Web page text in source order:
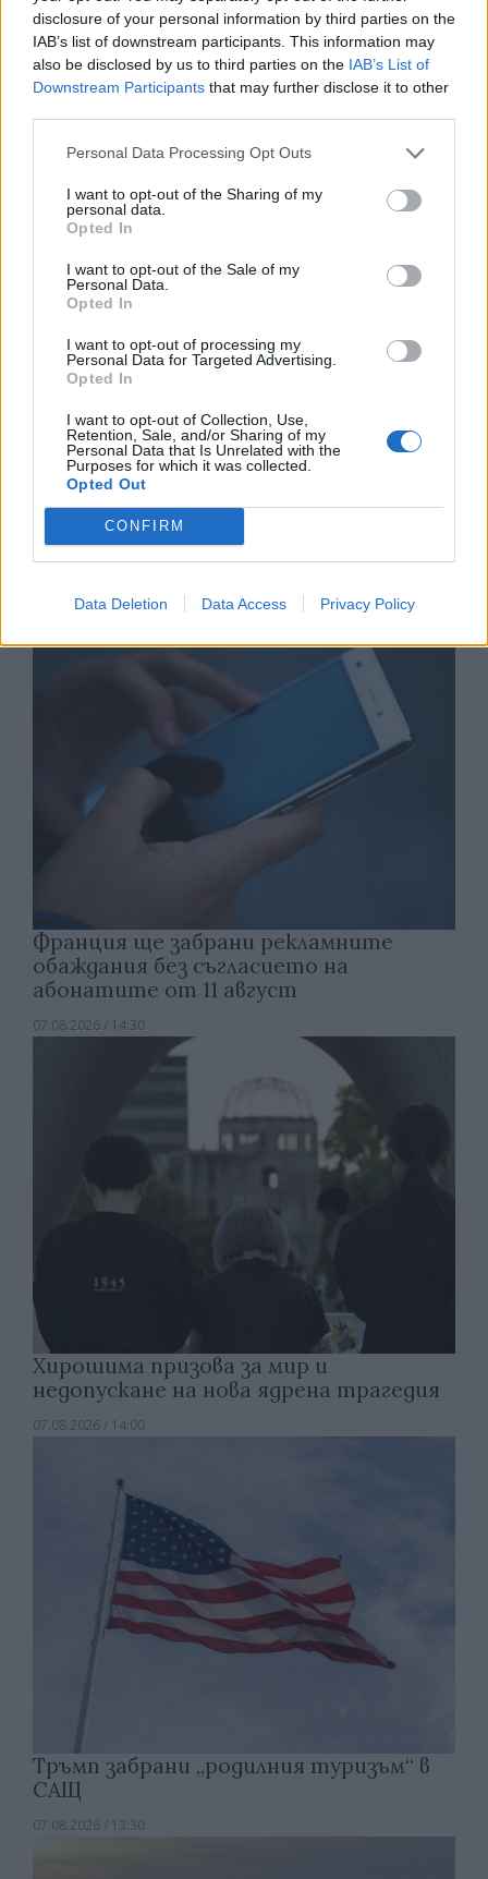
disclosure of your personal information by third parties on the
IAB’s list of downstream participants. This information may
also be disclosed by us to third parties on the IAB’s List of
Downstream Participants that may further disclose it to other
Personal Data Processing Opt Outs
I want to opt-out of the Sharing of my
personal data.
Opted In
I want to opt-out of the Sale of my
Personal Data.
Opted In
I want to opt-out of processing my
Personal Data for Targeted Advertising.
Opted In
I want to opt-out of Collection, Use,
Retention, Sale, and/or Sharing of my
Personal Data that Is Unrelated with the
Purposes for which it was collected.
Opted Out
CONFIRM
Data Deletion Data Access Privacy Policy
Изкуствен интелект за първи път
създаде нови жизнеспособни вируси
07.08.2026 / 15:30
Астронавти на NASA излязоха в
открития космос
07.08.2026 / 15:00
Франция ще забрани рекламните
обаждания без съгласието на
абонатите от 11 август
07.08.2026 / 14:30
Хирошима призова за мир и
недопускане на нова ядрена трагедия
07.08.2026 / 14:00
Тръмп забрани „родилния туризъм“ в
САЩ
07.08.2026 / 13:30